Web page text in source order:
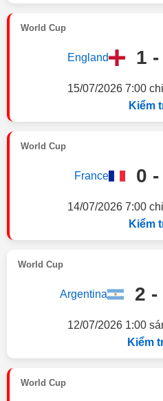
World Cup
England 1 -
15/07/2026 7:00
Kiểm
World Cup
France 0 -
14/07/2026 7:00
Kiểm
World Cup
Argentina 2 -
12/07/2026 1:00
Kiểm
World Cup